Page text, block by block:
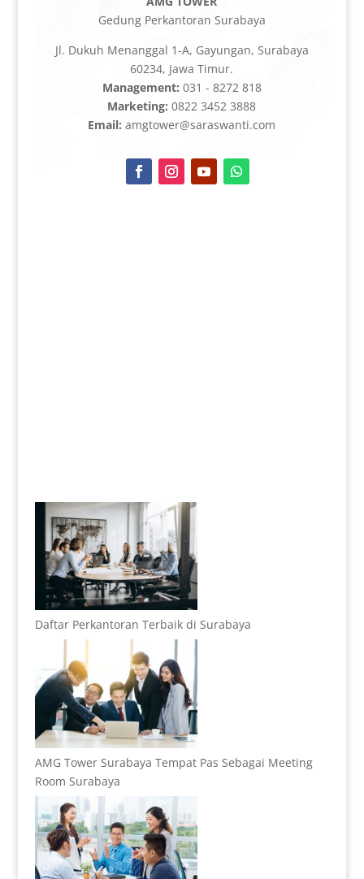
Gedung Perkantoran Surabaya
Jl. Dukuh Menanggal 1-A, Gayungan, Surabaya
60234, Jawa Timur.
Management: 031 - 8272 818
Marketing: 0822 3452 3888
Email: amgtower@saraswanti.com
Daftar Perkantoran Terbaik di Surabaya
AMG Tower Surabaya Tempat Pas Sebagai Meeting
Room Surabaya